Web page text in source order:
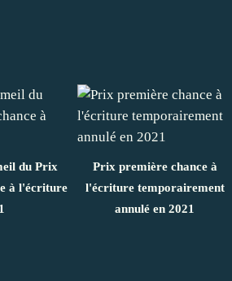
du Prix
à l'écriture
Prix première chance à
l'écriture temporairement
annulé en 2021